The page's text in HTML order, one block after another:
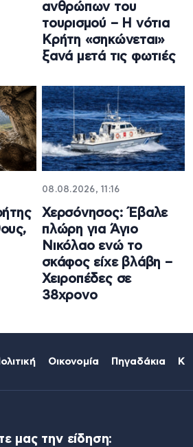
ανθρώπων του
τουρισμού – Η νότια
Κρήτη «σηκώνεται»
ξανά μετά τις φωτιές
08.08.2026, 11:16
Χερσόνησος: Έβαλε
πλώρη για Άγιο
Νικόλαο ενώ το
σκάφος είχε βλάβη –
Χειροπέδες σε
38χρονο
Οικονομία Πηγαδάκια
μας την είδηση: